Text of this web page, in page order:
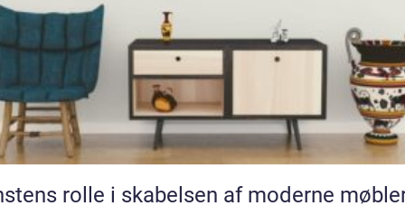
rolle i skabelsen af moderne